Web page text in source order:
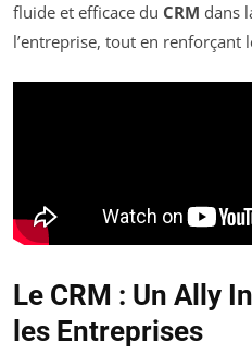
fluide et efficace du CRM dans
l’entreprise, tout en renforçant
Le CRM : Un Ally
les Entreprises